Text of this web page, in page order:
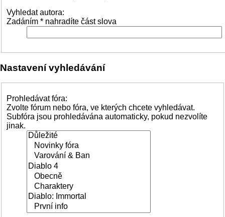
Vyhledat autora:
Zadáním * nahradíte část slova
Nastavení vyhledávání
Prohledávat fóra:
Zvolte fórum nebo fóra, ve kterých chcete vyhledávat.
Subfóra jsou prohledávána automaticky, pokud nezvolíte
jinak.